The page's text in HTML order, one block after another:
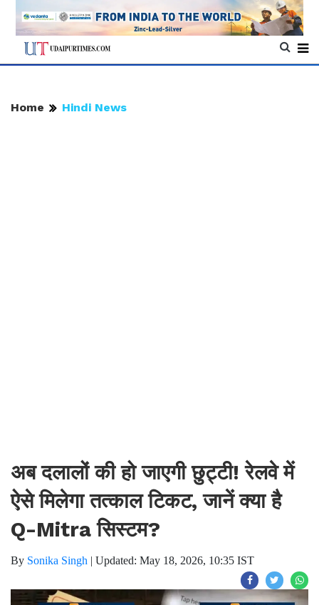
Home Hindi News
अब दलालों की हो जाएगी छुट्टी! रेलवे में
ऐसे मिलेगा तत्काल टिकट, जानें क्या है
Q-Mitra सिस्टम?
By Sonika Singh | Updated: May 18, 2026, 10:35 IST